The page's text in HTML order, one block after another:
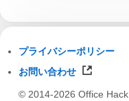
プライバシーポリシー
お問い合わせ
© 2014-2026 Office Hack